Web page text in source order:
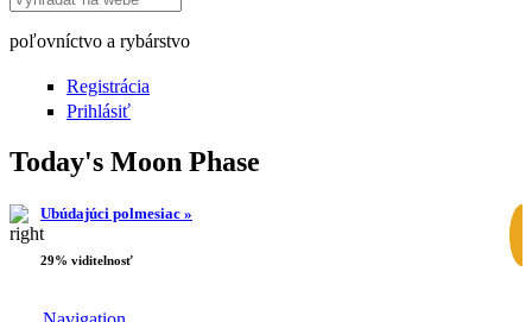
poľovníctvo a rybárstvo
Registrácia
Prihlásiť
Today's Moon Phase
Ubúdajúci polmesiac »
29% viditelnosť